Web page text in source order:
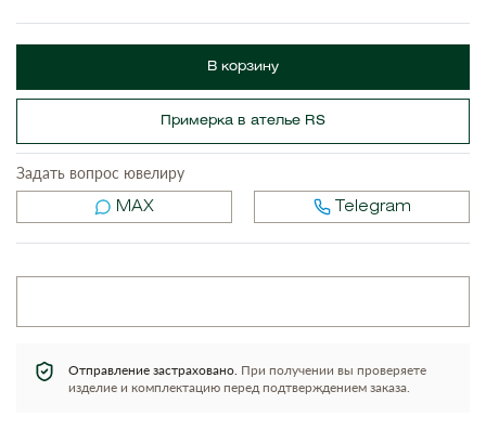
В корзину
Примерка в ателье RS
Задать вопрос ювелиру
MAX Telegram
Отправление застраховано. При получении вы проверяете
изделие и комплектацию перед подтверждением заказа.